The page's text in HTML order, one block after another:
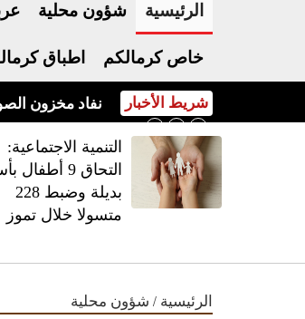
الرئيسية شؤون محلية
خاص كرمالكم اطباق
شريط الأخبار نفاد مخزون
‏التنمية الاجتماعية:
التحاق 9 أطفال
بديلة وضبط 228
متسولا خلال تموز
الرئيسية / شؤون محلية